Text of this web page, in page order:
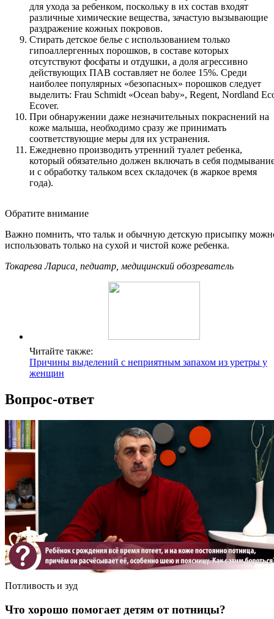
для ухода за ребенком, поскольку в их состав входят
различные химические вещества, зачастую вызывающие
раздражение кожных покровов.
Стирать детское белье с использованием только
гипоаллергенных порошков, в составе которых
отсутствуют фосфаты и отдушки, а доля агрессивно
действующих ПАВ составляет не более 15%. Среди
наиболее популярных «безопасных» порошков следует
выделить: Frau Schmidt «Ocean baby», Regent, Nordland
Ecover.
При обнаружении даже незначительных покраснений на
коже малыша, необходимо сразу же принимать
соответствующие меры для их устранения.
Ежедневно производить утренний туалет ребенка,
который обязательно должен включать в себя
и с обработку тальком всех складочек (в жаркое время
года).
Обратите внимание
Важно помнить, что тальк и обычную детскую присыпку
использовать только на сухой и чистой коже ребенка.
Токарева Лариса, педиатр, медицинский обозреватель
Читайте также:
Причины выделений с неприятным запахом из уретры у
женщин
Вопрос-ответ
Потливость и зуд
Что хорошо помогает детям от потницы?